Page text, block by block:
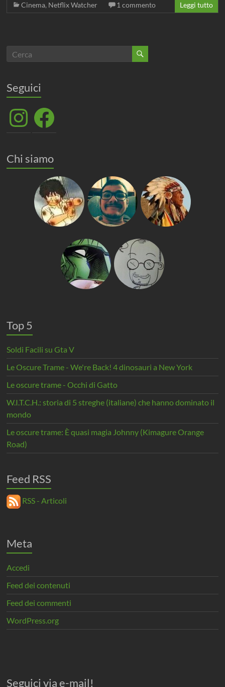
Cinema, Netflix Watcher 1 commento Leggi tutto
Seguici
InstagramFacebook
Chi siamo
Top 5
Soldi Facili su Gta V
Le Oscure Trame - We're Back! 4 dinosauri a New York
Le oscure trame - Occhi di Gatto
W.I.T.C.H.: storia di 5 streghe (italiane) che hanno dominato il
mondo
Le oscure trame: È quasi magia Johnny (Kimagure Orange
Road)
Feed RSS
RSS - Articoli
Meta
Accedi
Feed dei contenuti
Feed dei commenti
WordPress.org
Seguici via e-mail!